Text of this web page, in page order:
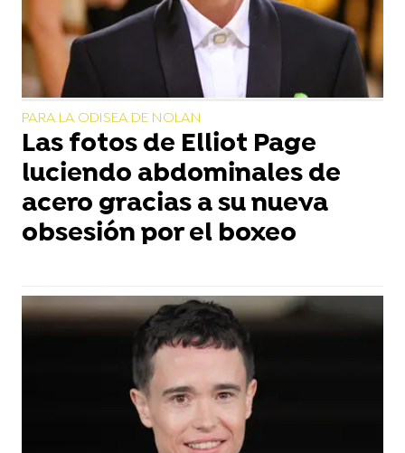
PARA LA ODISEA DE NOLAN
Las fotos de Elliot Page
luciendo abdominales de
acero gracias a su nueva
obsesión por el boxeo